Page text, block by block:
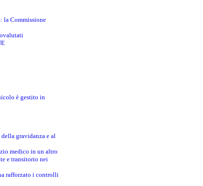
la Commissione
è gestito in
gravidanza e al
medico in un altro
e transitorio nei
rafforzato i controlli